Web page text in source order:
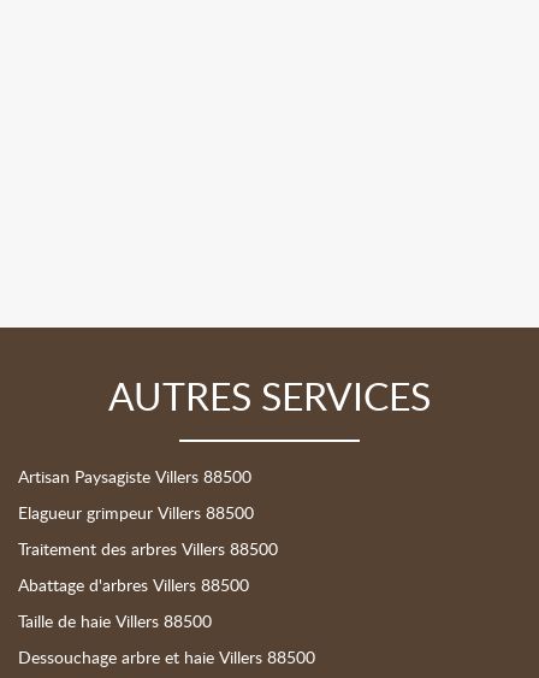
AUTRES SERVICES
Artisan Paysagiste Villers 88500
Elagueur grimpeur Villers 88500
Traitement des arbres Villers 88500
Abattage d'arbres Villers 88500
Taille de haie Villers 88500
Dessouchage arbre et haie Villers 88500